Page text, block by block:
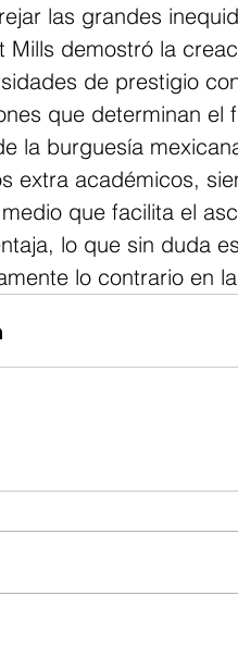
las grandes
Mills demostró la
de prestigio
que determinan el
la burguesía
extra académicos,
que facilita el
lo que sin duda
lo contrario en